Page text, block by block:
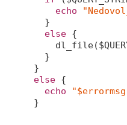
echo
  }
else {
  }
else {
echo
}